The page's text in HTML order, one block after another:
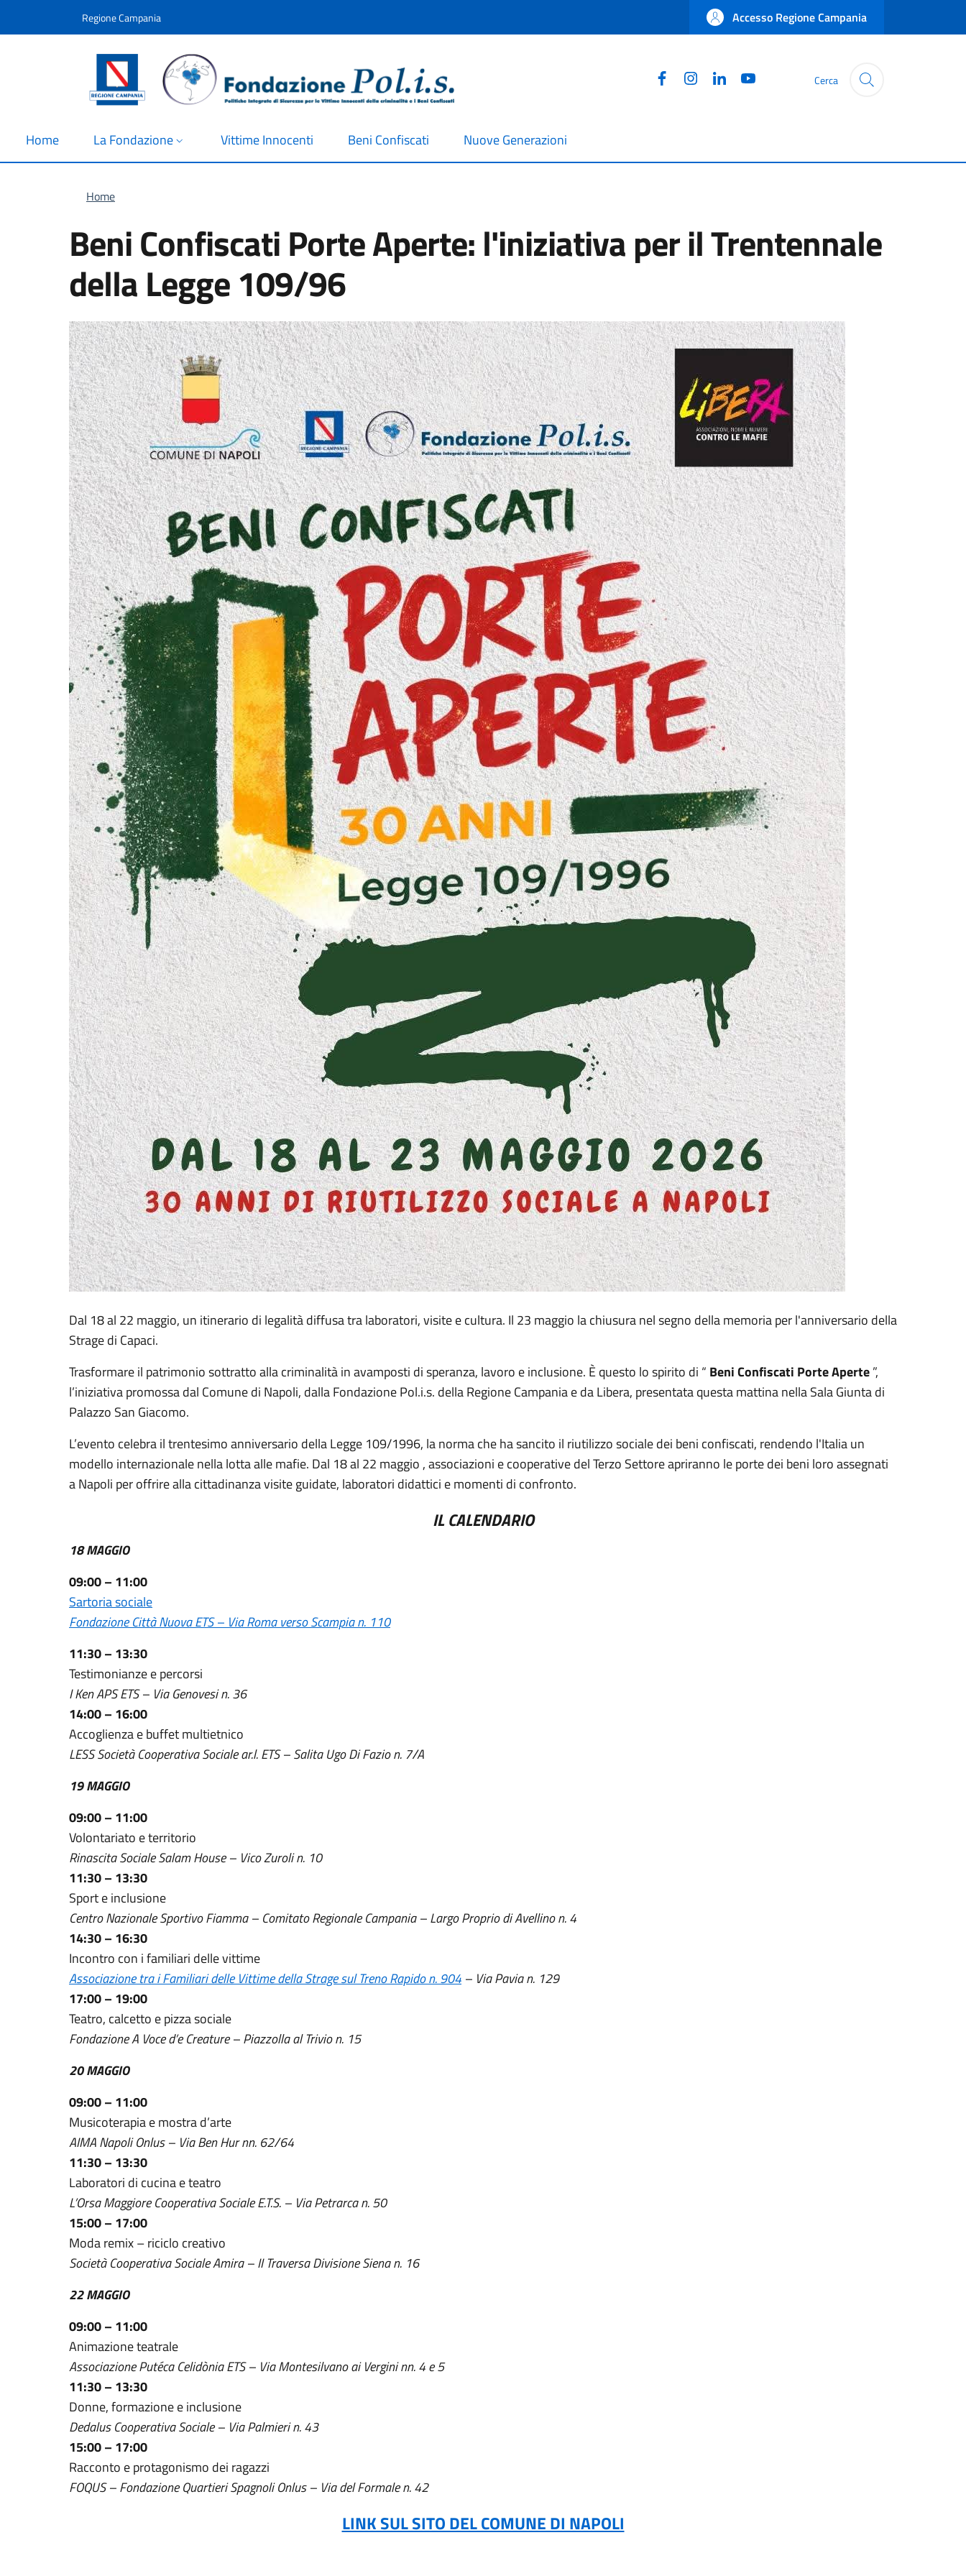
Regione Campania Accesso Regione Campania
FacebookInstagram
Linkedin Cerca
Home La Fondazione Vittime Innocenti Beni Confiscati Nuove Generazioni
Briciole di pane
Home
Beni Confiscati Porte Aperte: l'iniziativa per il Trentennale
della Legge 109/96
Dal 18 al 22 maggio, un itinerario di legalità diffusa tra laboratori, visite e cultura. Il 23 maggio la chiusura nel segno della memoria per l'anniversario della
Strage di Capaci.
Trasformare il patrimonio sottratto alla criminalità in avamposti di speranza, lavoro e inclusione. È questo lo spirito di “ Beni Confiscati Porte Aperte”,
l’iniziativa promossa dal Comune di Napoli, dalla Fondazione Pol.i.s. della Regione Campania e da Libera, presentata questa mattina nella Sala Giunta di
Palazzo San Giacomo.
L’evento celebra il trentesimo anniversario della Legge 109/1996, la norma che ha sancito il riutilizzo sociale dei beni confiscati, rendendo l'Italia un
modello internazionale nella lotta alle mafie. Dal 18 al 22 maggio , associazioni e cooperative del Terzo Settore apriranno le porte dei beni loro assegnati
a Napoli per offrire alla cittadinanza visite guidate, laboratori didattici e momenti di confronto.
IL CALENDARIO
18 MAGGIO
09:00 – 11:00
Sartoria sociale
Fondazione Città Nuova ETS – Via Roma verso Scampia n. 110
11:30 – 13:30
Testimonianze e percorsi
I Ken APS ETS – Via Genovesi n. 36
14:00 – 16:00
Accoglienza e buffet multietnico
LESS Società Cooperativa Sociale ar.l. ETS – Salita Ugo Di Fazio n. 7/A
19 MAGGIO
09:00 – 11:00
Volontariato e territorio
Rinascita Sociale Salam House – Vico Zuroli n. 10
11:30 – 13:30
Sport e inclusione
Centro Nazionale Sportivo Fiamma – Comitato Regionale Campania – Largo Proprio di Avellino n. 4
14:30 – 16:30
Incontro con i familiari delle vittime
Associazione tra i Familiari delle Vittime della Strage sul Treno Rapido n. 904 – Via Pavia n. 129
17:00 – 19:00
Teatro, calcetto e pizza sociale
Fondazione A Voce d’e Creature – Piazzolla al Trivio n. 15
20 MAGGIO
09:00 – 11:00
Musicoterapia e mostra d’arte
AIMA Napoli Onlus – Via Ben Hur nn. 62/64
11:30 – 13:30
Laboratori di cucina e teatro
L’Orsa Maggiore Cooperativa Sociale E.T.S. – Via Petrarca n. 50
15:00 – 17:00
Moda remix – riciclo creativo
Società Cooperativa Sociale Amira – II Traversa Divisione Siena n. 16
22 MAGGIO
09:00 – 11:00
Animazione teatrale
Associazione Putéca Celidònia ETS – Via Montesilvano ai Vergini nn. 4 e 5
11:30 – 13:30
Donne, formazione e inclusione
Dedalus Cooperativa Sociale – Via Palmieri n. 43
15:00 – 17:00
Racconto e protagonismo dei ragazzi
FOQUS – Fondazione Quartieri Spagnoli Onlus – Via del Formale n. 42
LINK SUL SITO DEL COMUNE DI NAPOLI